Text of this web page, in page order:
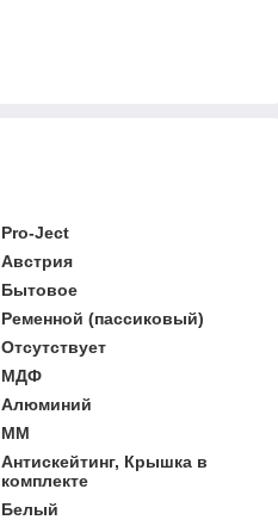
Pro-Ject
Австрия
Бытовое
Ременной (пассиковый)
Отсутствует
МДФ
Алюминий
MM
Антискейтинг, Крышка в
комплекте
Белый